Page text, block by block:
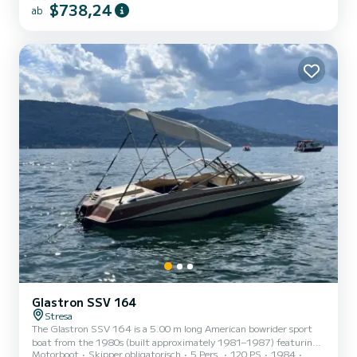
einem 115-PS-Yamaha-V4-Außenborder ausgestattet.
ab $738,24
Glastron SSV 164
Stresa
The Glastron SSV 164 is a 5.00 m long American bowrider sport
boat from the 1980s (built approximately 1981–1987) featuring
Motorboot Skipper obligatorisch 5 Pers. 120 PS
1984